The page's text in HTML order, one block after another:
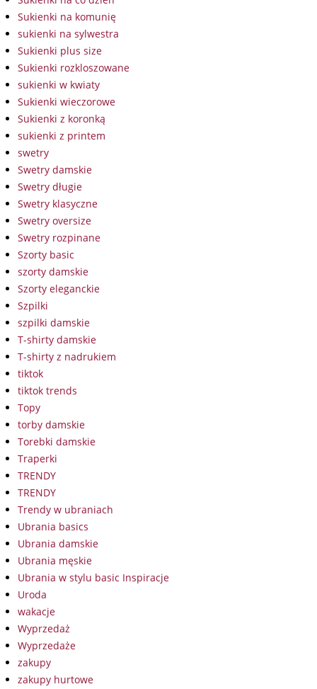
Sukienki na komunię
sukienki na sylwestra
Sukienki plus size
Sukienki rozkloszowane
sukienki w kwiaty
Sukienki wieczorowe
Sukienki z koronką
sukienki z printem
swetry
Swetry damskie
Swetry długie
Swetry klasyczne
Swetry oversize
Swetry rozpinane
Szorty basic
szorty damskie
Szorty eleganckie
Szpilki
szpilki damskie
T-shirty damskie
T-shirty z nadrukiem
tiktok
tiktok trends
Topy
torby damskie
Torebki damskie
Traperki
TRENDY
TRENDY
Trendy w ubraniach
Ubrania basics
Ubrania damskie
Ubrania męskie
Ubrania w stylu basic Inspiracje
Uroda
wakacje
Wyprzedaż
Wyprzedaże
zakupy
zakupy hurtowe